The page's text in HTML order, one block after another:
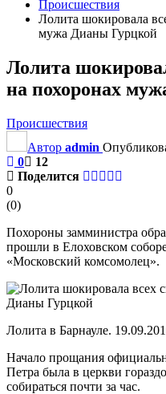
Происшествия
Лолита шокировала
мужа Дианы Гурцкой
Лолита
на похоронах
Происшествия
Автор admin
0
12
Поделится
0
(0)
Похороны замминистра
прошли в Елоховском
«Московский комсомолец».
Лолита в Барнауле.
Начало прощания
Петра была в церкви
собираться почти за час.